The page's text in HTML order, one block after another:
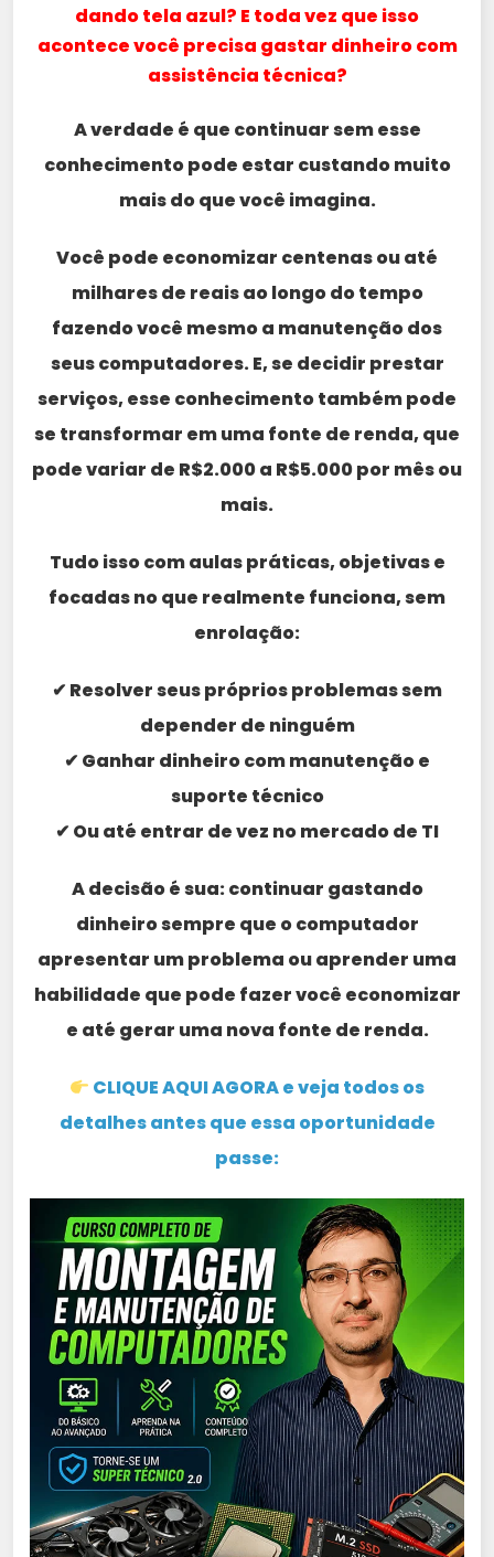
dando tela azul? E toda vez que isso
acontece você precisa gastar dinheiro com
assistência técnica?
A verdade é que continuar sem esse
conhecimento pode estar custando muito
mais do que você imagina.
Você pode economizar centenas ou até
milhares de reais ao longo do tempo
fazendo você mesmo a manutenção dos
seus computadores. E, se decidir prestar
serviços, esse conhecimento também pode
se transformar em uma fonte de renda, que
pode variar de R$2.000 a R$5.000 por mês ou
mais.
Tudo isso com aulas práticas, objetivas e
focadas no que realmente funciona, sem
enrolação:
✔ Resolver seus próprios problemas sem
depender de ninguém
✔ Ganhar dinheiro com manutenção e
suporte técnico
✔ Ou até entrar de vez no mercado de TI
A decisão é sua: continuar gastando
dinheiro sempre que o computador
apresentar um problema ou aprender uma
habilidade que pode fazer você economizar
e até gerar uma nova fonte de renda.
CLIQUE AQUI AGORA e veja todos os
detalhes antes que essa oportunidade
passe: